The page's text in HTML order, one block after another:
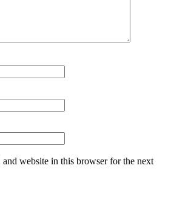
and website in this browser for the next